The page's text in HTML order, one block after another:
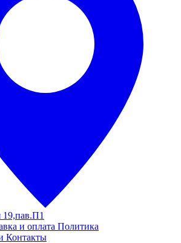
19,пав.П1
и оплата Политика
Контакты